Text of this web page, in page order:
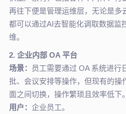
再往下便是管理运维层，无论是多
都可以通过AI去智能化调取数据监
维。
2. 企业内部 OA 平台
场景：
员工需要通过 OA 系统进行
批、会议安排等操作，但现有的操
面之间切换，操作繁琐且效率低下。
用户： 企业员工。